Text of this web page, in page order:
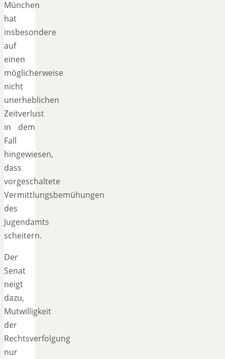
München
hat
insbesondere
auf
einen
möglicherweise
nicht
unerheblichen
Zeitverlust
in dem
Fall
hingewiesen,
dass
vorgeschaltete
Vermittlungsbemühungen
des
Jugendamts
scheitern.
Der
Senat
neigt
dazu,
Mutwilligkeit
der
Rechtsverfolgung
nur